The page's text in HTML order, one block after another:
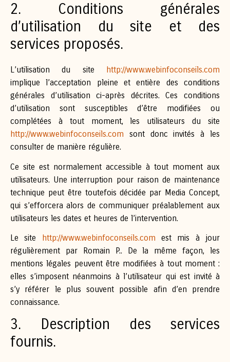
2. Conditions générales
d’utilisation du site et des
services proposés.
L’utilisation du site
http://www.webinfoconseils.com
implique l’acceptation pleine et entière des conditions
générales d’utilisation ci-après décrites. Ces conditions
d’utilisation sont susceptibles d’être modifiées ou
complétées à tout moment, les utilisateurs du site
http://www.webinfoconseils.com sont donc invités à les
consulter de manière régulière.
Ce site est normalement accessible à tout moment aux
utilisateurs. Une interruption pour raison de maintenance
technique peut être toutefois décidée par Media Concept,
qui s’efforcera alors de communiquer préalablement aux
utilisateurs les dates et heures de l’intervention.
Le site http://www.webinfoconseils.com est mis à jour
régulièrement par Romain P.. De la même façon, les
mentions légales peuvent être modifiées à tout moment :
elles s’imposent néanmoins à l’utilisateur qui est invité à
s’y référer le plus souvent possible afin d’en prendre
connaissance.
3. Description des services
fournis.